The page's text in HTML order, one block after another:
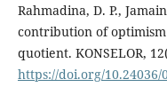
Rahmadina, D. P.,
contribution of
quotient. KONSELOR,
https://doi.org/10.24036/